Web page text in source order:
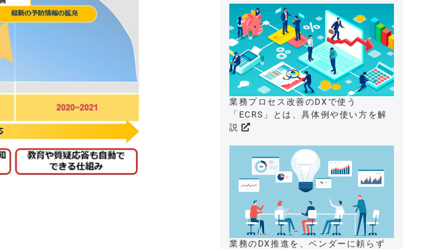
業務プロセス改善のDXで使う
「ECRS」とは、具体例や使い方を解
説
業務のDX推進を、ベンダーに頼らず